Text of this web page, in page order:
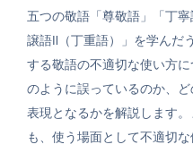
五つの敬語「尊敬語」「丁
譲語Ⅱ（丁重語）」を学んだ
する敬語の不適切な使い方
のように誤っているのか、
表現となるかを解説します
も、使う場面として不適切